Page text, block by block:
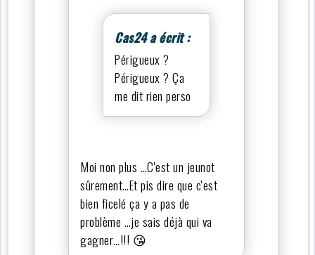
Cas24 a écrit :
Périgueux ?
Périgueux ? Ça
me dit rien perso
Moi non plus …C'est un jeunot
sûrement…Et pis dire que c'est
bien ficelé ça y a pas de
problème …je sais déjà qui va
gagner…!!! 😘